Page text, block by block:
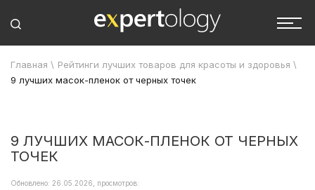
Главная \ Рейтинги лучших товаров для красоты и здоровья \
9 лучших масок-пленок от черных точек
9 ЛУЧШИХ МАСОК-ПЛЕНОК ОТ ЧЕРНЫХ
ТОЧЕК
Обновлено: 26.05.2026, просмотров: